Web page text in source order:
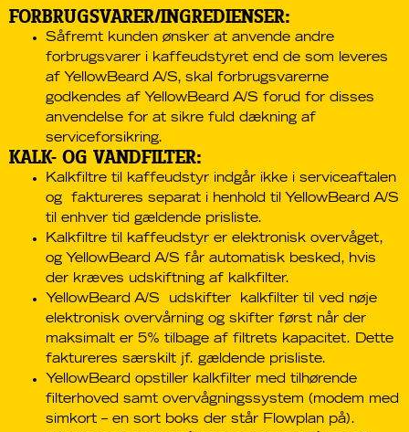
FORBRUGSVARER/INGREDIENSER:
Såfremt kunden ønsker at anvende andre
forbrugsvarer i kaffeudstyret end de som leveres
af YellowBeard A/S, skal forbrugsvarerne
godkendes af YellowBeard A/S forud for disses
anvendelse for at sikre fuld dækning af
serviceforsikring.
KALK- OG VANDFILTER:
Kalkfiltre til kaffeudstyr indgår ikke i serviceaftalen
og faktureres separat i henhold til YellowBeard A/S
til enhver tid gældende prisliste.
Kalkfiltre til kaffeudstyr er elektronisk overvåget,
og YellowBeard A/S får automatisk besked, hvis
der kræves udskiftning af kalkfilter.
YellowBeard A/S udskifter kalkfilter til ved nøje
elektronisk overvårning og skifter først når der
maksimalt er 5% tilbage af filtrets kapacitet. Dette
faktureres særskilt jf. gældende prisliste.
YellowBeard opstiller kalkfilter med tilhørende
filterhoved samt overvågningssystem (modem med
simkort – en sort boks der står Flowplan på).